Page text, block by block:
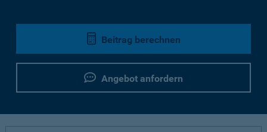
Beitrag berechnen
Angebot anfordern